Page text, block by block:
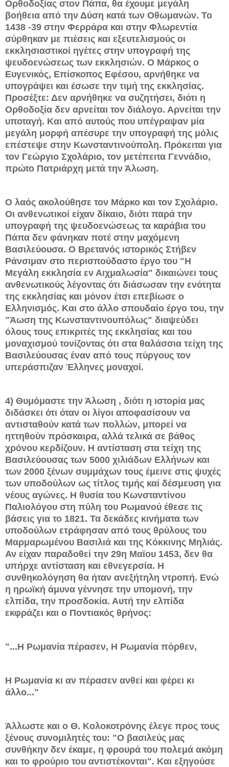
Ορθοδοξίας στον Πάπα, θα έχουμε μεγάλη
βοήθεια από την Δύση κατά των Οθωμανών. Το
1438 -39 στην Φερράρα και στην Φλωρεντία
σύρθηκαν με πιέσεις και εξευτελισμούς οι
εκκλησιαστικοί ηγέτες στην υπογραφή της
ψευδοενώσεως των εκκλησιών. Ο Μάρκος ο
Ευγενικός, Επίσκοπος Εφέσου, αρνήθηκε να
υπογράψει και έσωσε την τιμή της εκκλησίας.
Προσέξτε: Δεν αρνήθηκε να συζητήσει, διότι η
Ορθοδοξία δεν αρνείται τον διάλογο. Αρνείται την
υποταγή. Και από αυτούς που υπέγραψαν μία
μεγάλη μορφή απέσυρε την υπογραφή της μόλις
επέστεψε στην Κωνσταντινούπολη. Πρόκειται για
τον Γεώργιο Σχολάριο, τον μετέπειτα Γεννάδιο,
πρώτο Πατριάρχη μετά την Άλωση.
Ο λαός ακολούθησε τον Μάρκο και τον Σχολάριο.
Οι ανθενωτικοί είχαν δίκαιο, διότι παρά την
υπογραφή της ψευδοενώσεως τα καράβια του
Πάπα δεν φάνηκαν ποτέ στην μαχόμενη
Βασιλεύουσα. Ο Βρετανός ιστορικός Στήβεν
Ράνσιμαν στο περισπούδαστο έργο του "Η
Μεγάλη εκκλησία εν Αιχμαλωσία" δικαιώνει τους
ανθενωτικούς λέγοντας ότι διάσωσαν την ενότητα
της εκκλησίας και μόνον έτσι επεβίωσε ο
Ελληνισμός. Και στο άλλο σπουδαίο έργο του, την
"Άωση της Κωνσταντινουπόλως" διαψεύδει
όλους τους επικριτές της εκκλησίας και του
μοναχισμού τονίζοντας ότι στα θαλάσσια τείχη της
Βασιλεύουσας έναν από τους πύργους τον
υπεράσπιζαν Έλληνες μοναχοί.
4) Θυμόμαστε την Άλωση , διότι η ιστορία μας
διδάσκει ότι όταν οι λίγοι αποφασίσουν να
αντισταθούν κατά των πολλών, μπορεί να
ηττηθούν πρόσκαιρα, αλλά τελικά σε βάθος
χρόνου κερδίζουν. Η αντίσταση στα τείχη της
Βασιλεύουσας των 5000 χιλιάδων Ελλήνων και
των 2000 ξένων συμμάχων τους έμεινε στις ψυχές
των υποδούλων ως τίτλος τιμής καί δέσμευση για
νέους αγώνες. Η θυσία του Κωνσταντίνου
Παλιολόγου στη πύλη του Ρωμανού έθεσε τις
βάσεις για το 1821. Τα δεκάδες κινήματα των
υποδούλων ετράφησαν από τους θρύλους του
Μαρμαρωμένου Βασιλιά και της Κόκκινης Μηλιάς.
Αν είχαν παραδοθεί την 29η Μαϊου 1453, δεν θα
υπήρχε αντίσταση και εθνεγερσία. Η
συνθηκολόγηση θα ήταν ανεξήτηλη ντροπή. Ενώ
η ηρωϊκή άμυνα γέννησε την υπομονή, την
ελπίδα, την προσδοκία. Αυτή την ελπίδα
εκφράζει και ο Ποντιακός θρήνος:
"...Η Ρωμανία πέρασεν, Η Ρωμανία πόρθεν,
Η Ρωμανία κι αν πέρασεν ανθεί και φέρει κι
άλλο..."
Άλλωστε και ο Θ. Κολοκοτρόνης έλεγε προς τους
ξένους συνομιλητές του: "Ο βασιλεύς μας
συνθήκην δεν έκαμε, η φρουρά του πολεμά ακόμη
και το φρούριο του αντιστέκονται". Και εξηγούσε